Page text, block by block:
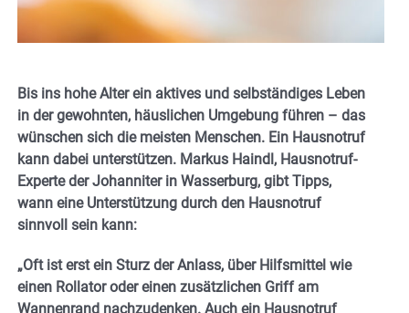
Bis ins hohe Alter ein aktives und selbständiges Leben
in der gewohnten, häuslichen Umgebung führen – das
wünschen sich die meisten Menschen. Ein Hausnotruf
kann dabei unterstützen. Markus Haindl, Hausnotruf-
Experte der Johanniter in Wasserburg, gibt Tipps,
wann eine Unterstützung durch den Hausnotruf
sinnvoll sein kann:
„Oft ist erst ein Sturz der Anlass, über Hilfsmittel wie
einen Rollator oder einen zusätzlichen Griff am
Wannenrand nachzudenken. Auch ein Hausnotruf